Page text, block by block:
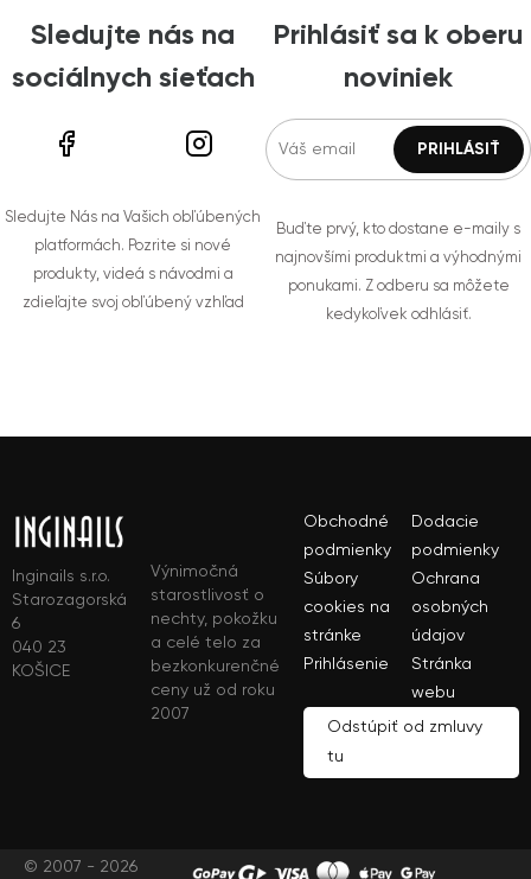
Sledujte nás na
sociálnych sieťach
Sledujte Nás na Vašich obľúbených
platformách. Pozrite si nové
produkty, videá s návodmi a
zdieľajte svoj obľúbený vzhľad
Prihlásiť sa k oberu
noviniek
Buďte prvý, kto dostane e-maily s
najnovšími produktmi a výhodnými
ponukami. Z odberu sa môžete
kedykoľvek odhlásiť.
Inginails s.r.o.
Starozagorská
6
040 23
KOŠICE
Výnimočná
starostlivosť o
nechty, pokožku
a celé telo za
bezkonkurenčné
ceny už od roku
2007
Obchodné
podmienky
Dodacie
podmienky
Súbory
cookies na
stránke
Ochrana
osobných
údajov
Prihlásenie
Stránka
webu
Odstúpiť od zmluvy
tu
© 2007 - 2026